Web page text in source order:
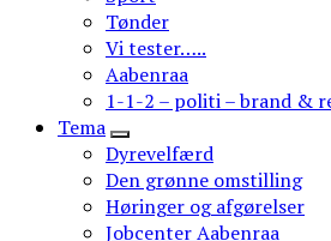
Tønder
Vi tester…..
Aabenraa
1-1-2 – politi – brand &
Tema
Dyrevelfærd
Den grønne omstilling
Høringer og afgørelser
Jobcenter Aabenraa